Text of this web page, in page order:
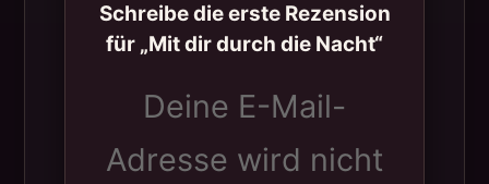
Schreibe die erste Rezension
für „Mit dir durch die Nacht“
Deine E-Mail-
Adresse wird nicht